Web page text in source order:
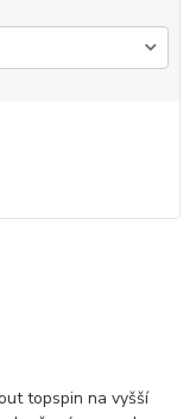
topspin na vyšší